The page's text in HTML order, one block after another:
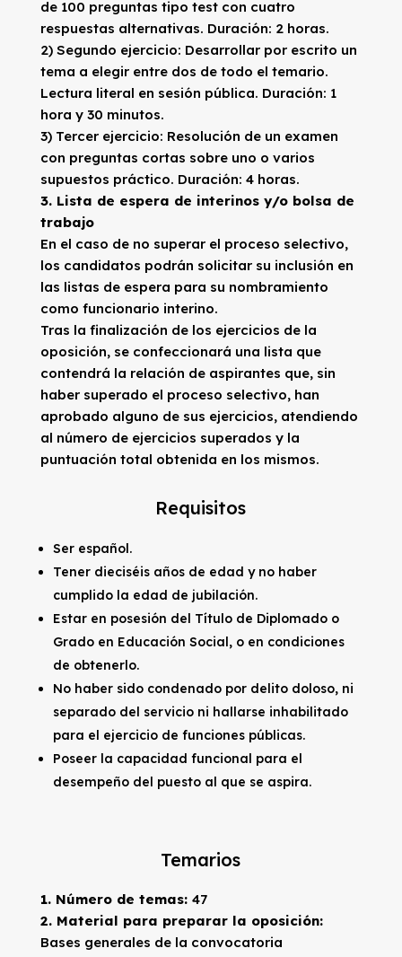
de 100 preguntas tipo test con cuatro
respuestas alternativas. Duración: 2 horas.
2) Segundo ejercicio: Desarrollar por escrito un
tema a elegir entre dos de todo el temario.
Lectura literal en sesión pública. Duración: 1
hora y 30 minutos.
3) Tercer ejercicio: Resolución de un examen
con preguntas cortas sobre uno o varios
supuestos práctico. Duración: 4 horas.
3. Lista de espera de interinos y/o bolsa de
trabajo
En el caso de no superar el proceso selectivo,
los candidatos podrán solicitar su inclusión en
las listas de espera para su nombramiento
como funcionario interino.
Tras la finalización de los ejercicios de la
oposición, se confeccionará una lista que
contendrá la relación de aspirantes que, sin
haber superado el proceso selectivo, han
aprobado alguno de sus ejercicios, atendiendo
al número de ejercicios superados y la
puntuación total obtenida en los mismos.
Requisitos
Ser español.
Tener dieciséis años de edad y no haber
cumplido la edad de jubilación.
Estar en posesión del Título de Diplomado o
Grado en Educación Social, o en condiciones
de obtenerlo.
No haber sido condenado por delito doloso, ni
separado del servicio ni hallarse inhabilitado
para el ejercicio de funciones públicas.
Poseer la capacidad funcional para el
desempeño del puesto al que se aspira.
Temarios
1. Número de temas: 47
2. Material para preparar la oposición:
Bases generales de la convocatoria